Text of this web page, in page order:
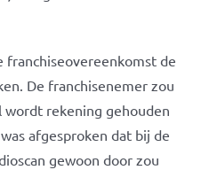
de
De franchisenemer zou
wordt rekening gehouden
afgesproken dat bij de
gewoon door zou